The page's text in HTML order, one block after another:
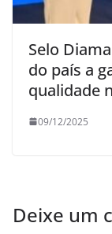
Selo
do país a
qualidade
09/12/2025
Deixe um